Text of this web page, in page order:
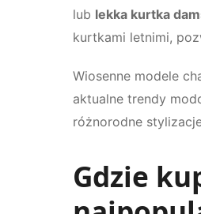
lub lekka kurtka
kurtkami letnimi,
Wiosenne modele
aktualne trendy
różnorodne
Gdzie